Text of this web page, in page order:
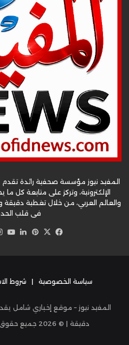
المفيد نيوز مؤسسة صحفية رائدة تقدم
الإلكترونية، وتركز على متابعة كل
والعالم العربي، من خلال تغطية دقيقة
في قلب
فيسبوك
‫X
سياسة الخصوصية | شروط
المفيد نيوز – موقع إخباري شامل
دقيقة | © 2026 جميع